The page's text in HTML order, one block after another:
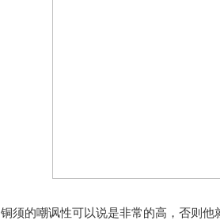
铜须的嘲讽性可以说是非常的高，否则他